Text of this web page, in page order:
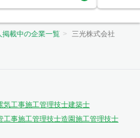
掲載中の企業一覧 三光株式会社
気工事施工管理技士建築士
工事施工管理技士造園施工管理技士